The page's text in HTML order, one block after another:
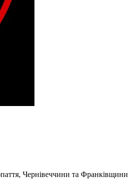
Чернівеччини та Франківщини